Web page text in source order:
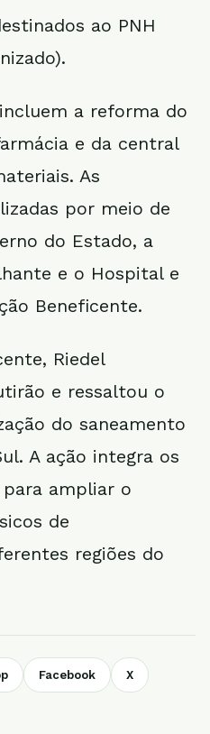
ao PNH
a reforma do
e da central
As
por meio de
do Estado, a
e o Hospital e
Beneficente.
Riedel
e ressaltou o
do saneamento
A ação integra os
ampliar o
de
regiões do
Facebook X